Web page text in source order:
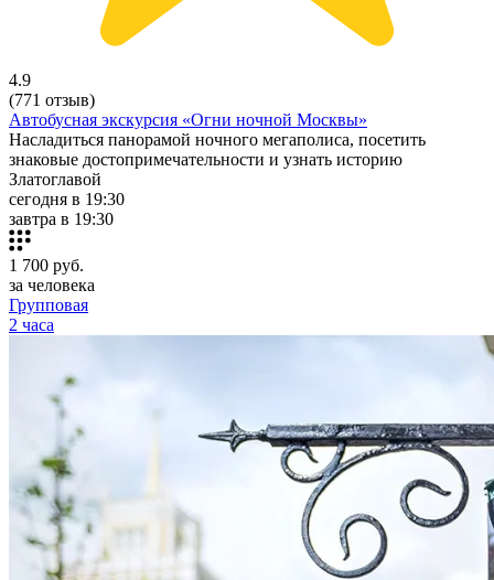
4.9
(771 отзыв)
Автобусная экскурсия «Огни ночной Москвы»
Насладиться панорамой ночного мегаполиса, посетить
знаковые достопримечательности и узнать историю
Златоглавой
сегодня в 19:30
завтра в 19:30
1 700 руб.
за человека
Групповая
2 часа